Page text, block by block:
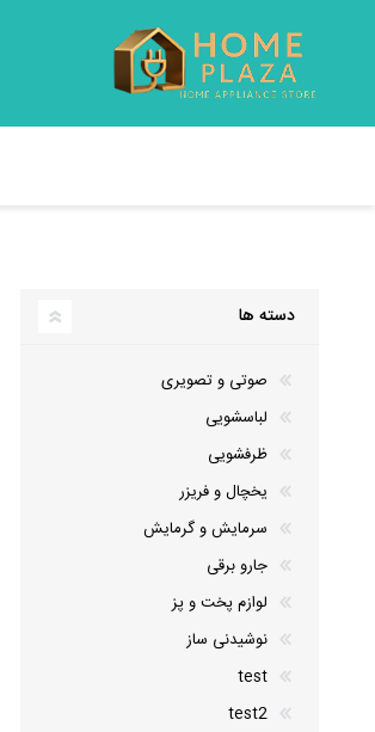
دسته ها
صوتی و تصویری
لباسشویی
ظرفشویی
یخچال و فریزر
سرمایش و گرمایش
جارو برقی
لوازم پخت و پز
نوشیدنی ساز
test
test2